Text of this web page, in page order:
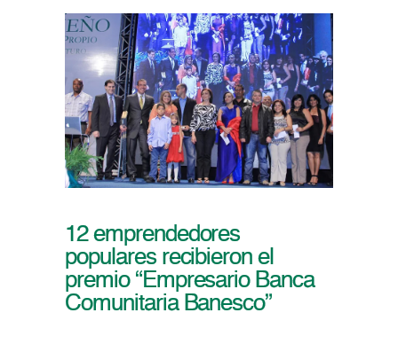
12 emprendedores
populares recibieron el
premio “Empresario Banca
Comunitaria Banesco”